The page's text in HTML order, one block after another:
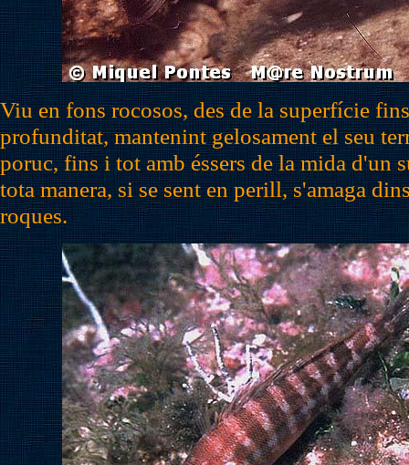
Viu en fons rocosos, des de la superfície
profunditat, mantenint gelosament el seu
poruc, fins i tot amb éssers de la mida d'un
tota manera, si se sent en perill, s'amaga
roques.